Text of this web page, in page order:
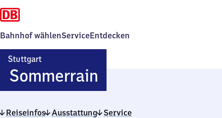
Bahnhof wählenServiceEntdecken
Stuttgart
SommerrainStuttgart-
Sommerrain
Reiseinfos Ausstattung Service